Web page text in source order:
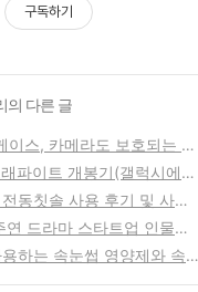
구독하기
의 다른 글
이스, 카메라도 보호되는 슈
파이트 개봉기(갤럭시에서
동칫솔 사용 후기 및 사용
드라마 스타트업 인물관
하는 속눈썹 영양제와 속눈